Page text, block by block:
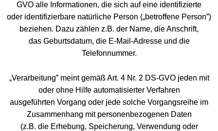
GVO alle Informationen, die sich auf eine identifizierte
oder identifizierbare natürliche Person („betroffene Person”)
beziehen. Dazu zählen z.B. der Name, die Anschrift,
das Geburtsdatum, die E-Mail-Adresse und die
Telefonnummer.
„Verarbeitung” meint gemäß Art. 4 Nr. 2 DS-GVO jeden mit
oder ohne Hilfe automatisierter Verfahren
ausgeführten Vorgang oder jede solche Vorgangsreihe im
Zusammenhang mit personenbezogenen Daten
(z.B. die Erhebung, Speicherung, Verwendung oder